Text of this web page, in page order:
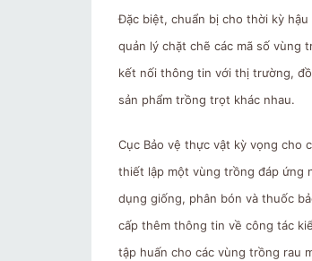
Đặc biệt, chuẩn bị cho thời kỳ
quản lý chặt chẽ các mã số vùng
kết nối thông tin với thị trường,
sản phẩm trồng trọt khác nhau.
Cục Bảo vệ thực vật kỳ vọng cho
thiết lập một vùng trồng đáp ứng
dụng giống, phân bón và thuốc
cấp thêm thông tin về công tác
tập huấn cho các vùng trồng rau